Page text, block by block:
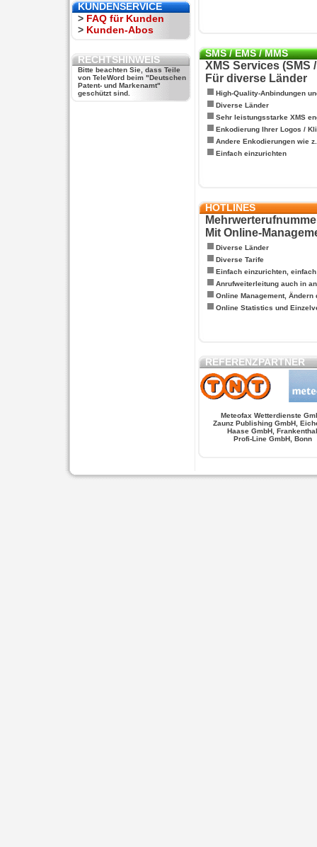
KUNDENSERVICE
> FAQ für Kunden
> Kunden-Abos
RECHTSHINWEIS
Bitte beachten Sie, dass Teile
von TeleWord beim "Deutschen
Patent- und Markenamt"
geschützt sind.
SMS / EMS / MMS
XMS Services (SMS
Für diverse Länder
High-Quality-Anbindungen
Diverse Länder
Sehr leistungsstarke XMS
Enkodierung Ihrer Logos /
Andere Enkodierungen wie
Einfach einzurichten
HOTLINES
Mit Online-
Diverse Länder
Diverse Tarife
Einfach einzurichten,
Anrufweiterleitung auch in
Online Management, Ändern
Online Statistics und
REFERENZPARTNER
Meteofax Wetterdienste
Zaunz Publishing GmbH,
Haase GmbH, Frankenthal
Profi-Line GmbH, Bonn